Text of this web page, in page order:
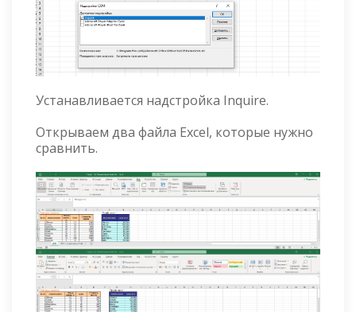
Устанавливается надстройка Inquire.
Открываем два файла Excel, которые нужно
сравнить.